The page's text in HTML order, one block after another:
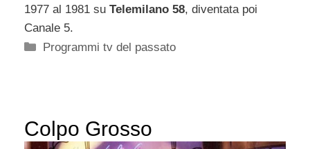
1977 al 1981 su Telemilano 58, diventata poi
Canale 5.
Categorie
Programmi tv del passato
Colpo Grosso